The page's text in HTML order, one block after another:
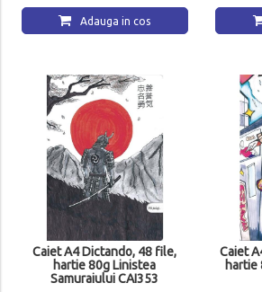
Adauga in cos
Caiet A4 Dictando, 48 file,
hartie 80g Linistea
Samuraiului CAI353
Caiet
hartie